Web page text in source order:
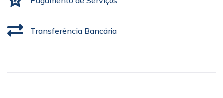
Transferência Bancária